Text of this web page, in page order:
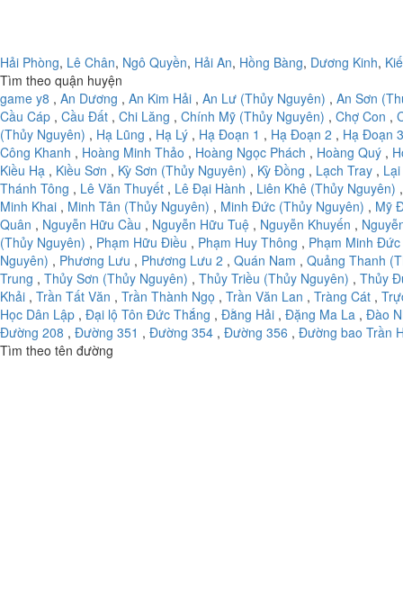
Hải Phòng, Lê Chân, Ngô Quyền, Hải An, Hồng Bàng, Dương Kinh,
Tìm theo quận huyện
game y8 , An Dương , An Kim Hải , An Lư (Thủy Nguyên) , An Sơn
Cầu Cáp , Cầu Đất , Chi Lăng , Chính Mỹ (Thủy Nguyên) , Chợ Con ,
(Thủy Nguyên) , Hạ Lũng , Hạ Lý , Hạ Đoạn 1 , Hạ Đoạn 2 , Hạ Đoạn 3
Công Khanh , Hoàng Minh Thảo , Hoàng Ngọc Phách , Hoàng Quý ,
Kiều Hạ , Kiều Sơn , Kỳ Sơn (Thủy Nguyên) , Kỳ Đồng , Lạch Tray ,
Thánh Tông , Lê Văn Thuyết , Lê Đại Hành , Liên Khê (Thủy Nguyên)
Minh Khai , Minh Tân (Thủy Nguyên) , Minh Đức (Thủy Nguyên) , Mỹ
Quân , Nguyễn Hữu Cầu , Nguyễn Hữu Tuệ , Nguyễn Khuyến ,
(Thủy Nguyên) , Phạm Hữu Điều , Phạm Huy Thông , Phạm Minh Đức
Nguyên) , Phương Lưu , Phương Lưu 2 , Quán Nam , Quảng Thanh
Trung , Thủy Sơn (Thủy Nguyên) , Thủy Triều (Thủy Nguyên) , Thủy
Khải , Trần Tất Văn , Trần Thành Ngọ , Trần Văn Lan , Tràng Cát ,
Học Dân Lập , Đại lộ Tôn Đức Thắng , Đằng Hải , Đặng Ma La , Đào
Đường 208 , Đường 351 , Đường 354 , Đường 356 , Đường bao Trần
Tìm theo tên đường